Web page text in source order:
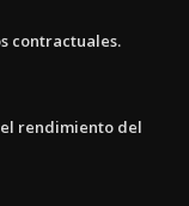
contractuales.
rendimiento del